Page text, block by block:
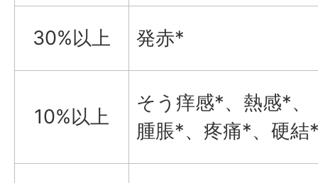
30%以上 発赤*
10%以上
そう痒感*、熱感*、
腫脹*、疼痛*、硬結